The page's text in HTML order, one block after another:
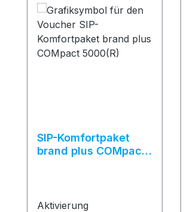
SIP-Komfortpaket
brand plus COMpact
Aktivierung